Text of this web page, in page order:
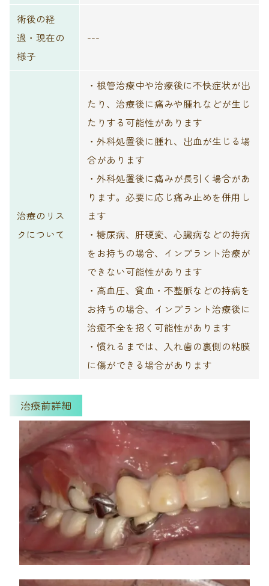
術後の経
過・現在の
様子
---
治療のリス
クについて
・根管治療中や治療後に不快症状が出
たり、治療後に痛みや腫れなどが生じ
たりする可能性があります
・外科処置後に腫れ、出血が生じる場
合があります
・外科処置後に痛みが長引く場合があ
ります。必要に応じ痛み止めを併用し
ます
・糖尿病、肝硬変、心臓病などの持病
をお持ちの場合、インプラント治療が
できない可能性があります
・高血圧、貧血・不整脈などの持病を
お持ちの場合、インプラント治療後に
治癒不全を招く可能性があります
・慣れるまでは、入れ歯の裏側の粘膜
に傷ができる場合があります
治療前詳細